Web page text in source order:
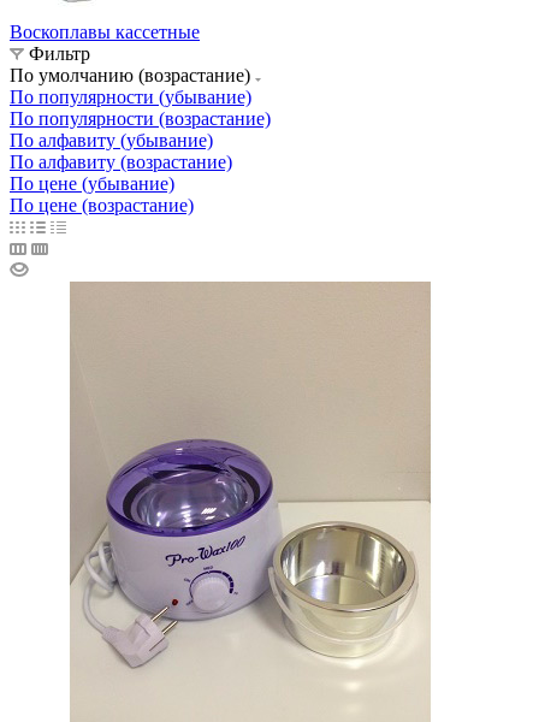
Воскоплавы кассетные
Фильтр
По умолчанию (возрастание)
По популярности (убывание)
По популярности (возрастание)
По алфавиту (убывание)
По алфавиту (возрастание)
По цене (убывание)
По цене (возрастание)